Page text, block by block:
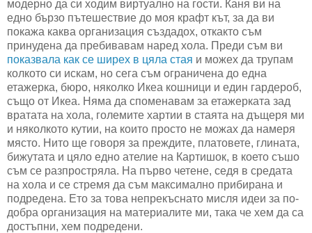
модерно да си ходим виртуално на гости. Каня ви на
едно бързо пътешествие до моя крафт кът, за да ви
покажа каква организация създадох, откакто съм
принудена да пребивавам наред хола. Преди съм ви
показвала как се ширех в цяла стая и можех да трупам
колкото си искам, но сега съм ограничена до една
етажерка, бюро, няколко Икеа кошници и един гардероб,
също от Икеа. Няма да споменавам за етажерката зад
вратата на хола, големите хартии в стаята на дъщеря ми
и няколкото кутии, на които просто не можах да намеря
място. Нито ще говоря за преждите, платовете, глината,
бижутата и цяло едно ателие на Картишок, в което съшо
съм се разпростряла. На първо четене, седя в средата
на хола и се стремя да съм максимално прибирана и
подредена. Ето за това непрекъснато мисля идеи за по-
добра организация на материалите ми, така че хем да са
достъпни, хем подредени.